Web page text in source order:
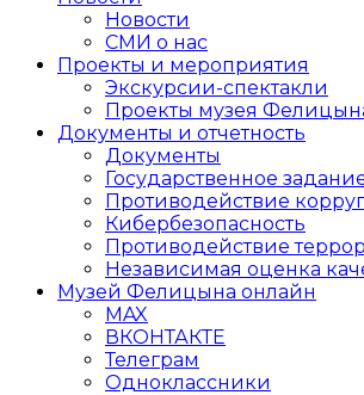
Новости
СМИ о нас
Проекты и мероприятия
Экскурсии-спектакли
Проекты музея
Документы и отчетность
Документы
Государственное
Противодействие
Кибер­безопасность
Противодействие
Независимая оценка
Музей Фелицына онлайн
MAX
ВКОНТАКТЕ
Телеграм
Одноклассники